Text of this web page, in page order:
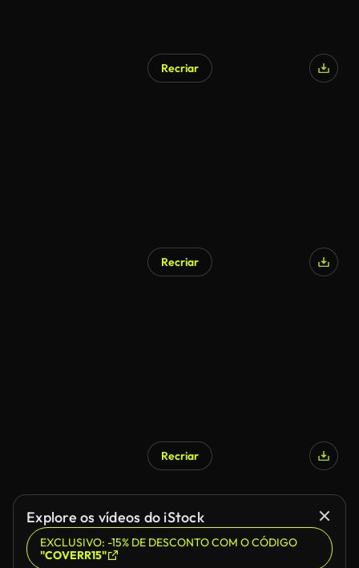
Recriar
Recriar
Recriar
Explore os vídeos do iStock
EXCLUSIVO: -15% DE DESCONTO COM O CÓDIGO
"COVERR15"